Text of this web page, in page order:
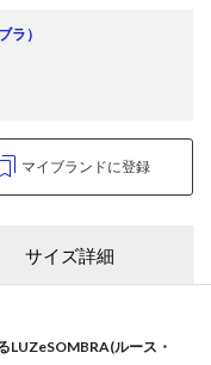
ラ）
マイブランドに登録
サイズ詳細
LUZeSOMBRA(ルース・